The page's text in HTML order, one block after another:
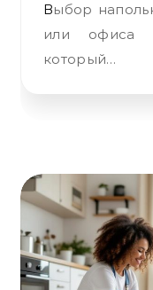
Выбор напольного покрытия для дома
или
который…